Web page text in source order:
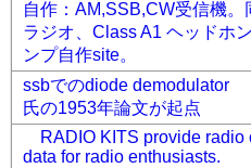
自作：AM,SSB,CW受信機
ラジオ、Class A1 ヘッドホ
ンプ自作site。
ssbでのdiode demodulator
氏の1953年論文が起点
RADIO KITS provide radio
data for radio enthusiasts.